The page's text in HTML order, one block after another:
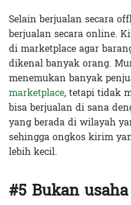
Selain berjualan secara
berjualan secara online.
di marketplace agar
dikenal banyak orang.
menemukan banyak
marketplace, tetapi tidak
bisa berjualan di sana
yang berada di wilayah
sehingga ongkos kirim
lebih kecil.
#5 Bukan